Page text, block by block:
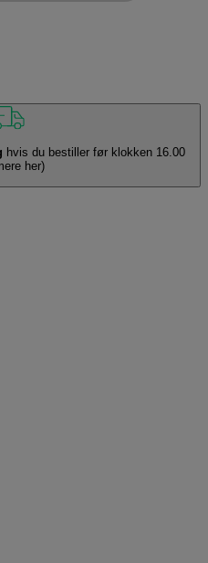
hvis du bestiller før klokken 16.00
her)